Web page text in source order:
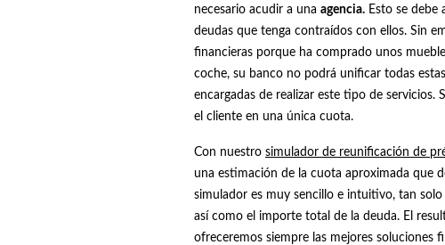
necesario acudir a una agencia. Esto se debe
deudas que tenga contraídos con ellos. Sin
financieras porque ha comprado unos
coche, su banco no podrá unificar todas
encargadas de realizar este tipo de
el cliente en una única cuota.
Con nuestro simulador de reunificación de
una estimación de la cuota aproximada que
simulador es muy sencillo e intuitivo, tan
así como el importe total de la deuda. El
ofreceremos siempre las mejores soluciones